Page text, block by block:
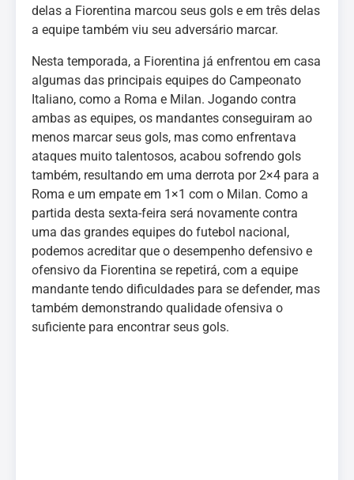
delas a Fiorentina marcou seus gols e em três delas
a equipe também viu seu adversário marcar.
Nesta temporada, a Fiorentina já enfrentou em casa
algumas das principais equipes do Campeonato
Italiano, como a Roma e Milan. Jogando contra
ambas as equipes, os mandantes conseguiram ao
menos marcar seus gols, mas como enfrentava
ataques muito talentosos, acabou sofrendo gols
também, resultando em uma derrota por 2×4 para a
Roma e um empate em 1×1 com o Milan. Como a
partida desta sexta-feira será novamente contra
uma das grandes equipes do futebol nacional,
podemos acreditar que o desempenho defensivo e
ofensivo da Fiorentina se repetirá, com a equipe
mandante tendo dificuldades para se defender, mas
também demonstrando qualidade ofensiva o
suficiente para encontrar seus gols.